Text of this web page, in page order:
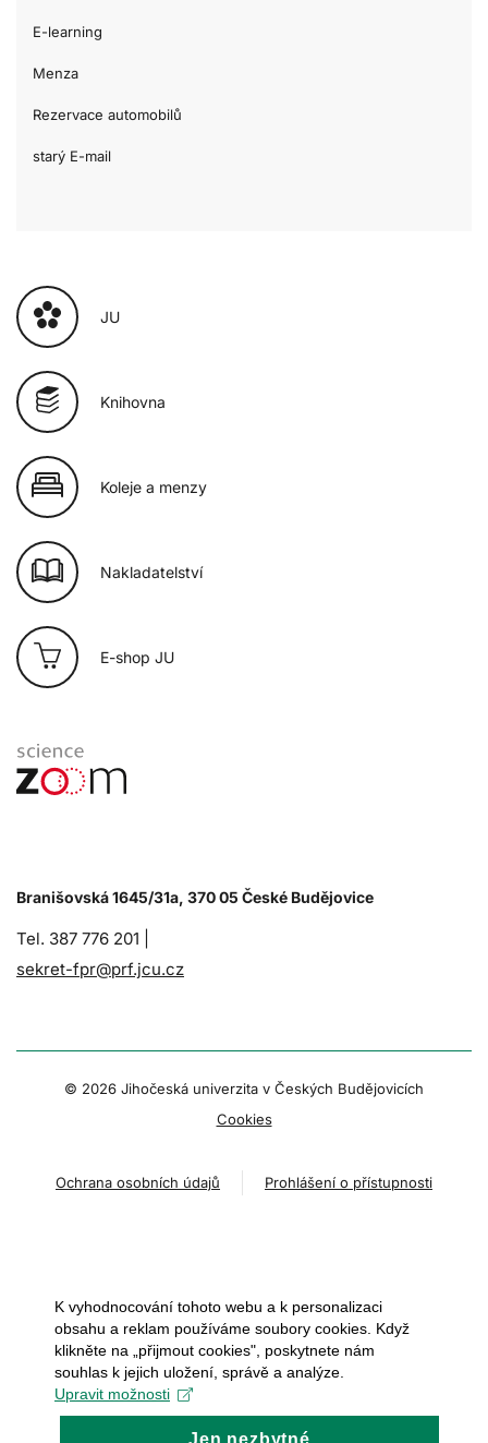
E-learning
Menza
Rezervace automobilů
starý E-mail
JU
Knihovna
Koleje a menzy
Nakladatelství
E-shop JU
Branišovská 1645/31a, 370 05 České Budějovice
Tel. 387 776 201 |
sekret-fpr@prf.jcu.cz
© 2026 Jihočeská univerzita v Českých Budějovicích
Cookies
Ochrana osobních údajů Prohlášení o přístupnosti
K vyhodnocování tohoto webu a k personalizaci
obsahu a reklam používáme soubory cookies. Když
klikněte na „přijmout cookies", poskytnete nám
souhlas k jejich uložení, správě a analýze.
Upravit možnosti
Jen nezbytné